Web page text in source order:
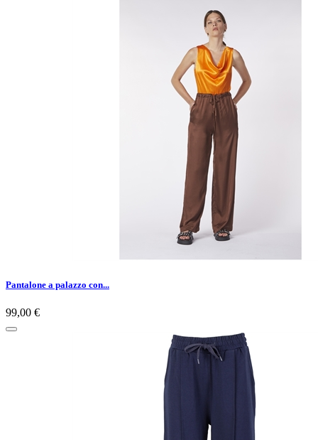
Pantalone a palazzo con...
99,00 €